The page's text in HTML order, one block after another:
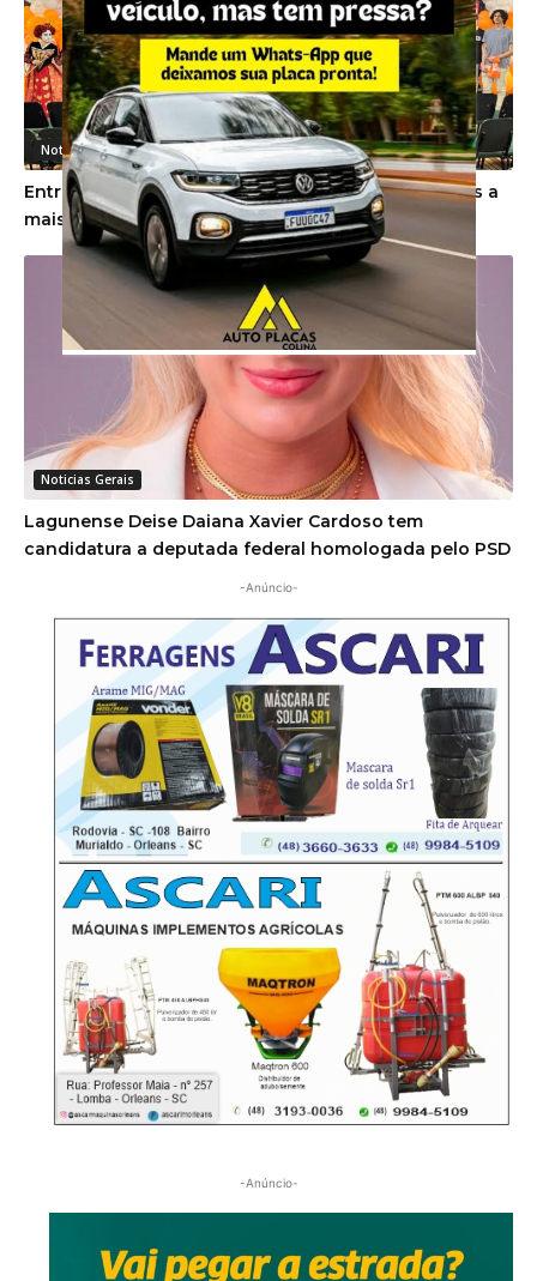
Noticias Gerais
Entre cartas e escolhas, Unibave dá as boas-vindas a
mais de 100 novos estudantes
Noticias Gerais
Lagunense Deise Daiana Xavier Cardoso tem
candidatura a deputada federal homologada pelo PSD
-Anúncio-
-Anúncio-